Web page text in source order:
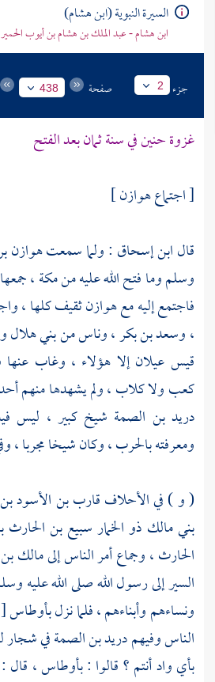
السيرة النبوية (ابن هشام)
ابن هشام - عبد الملك بن هشام بن أيوب
جزء 2 صفحة 438
غزوةحنينفي سنة ثمان بعد الفتح
[ اجتماعهوازن]
قالابن إسحاق : ولما سمعتهوازن
وسلم وما فتح الله عليه منمكة،
فاجتمع إليه معهوازنثقيفكلها ،
،وسعد بن بكر، وناس منبني هلال
قيس عيلانإلا هؤلاء ، وغاب
كعبولاكلاب، ولم يشهدها منهم
دريد بن الصمة شيخ كبير ، ليس
ومعرفته بالحرب ، وكان شيخا مجربا ،
( و ) في الأحلافقارب بن الأسود
بني مالك ذو الخمار سبيع بن
الحارث، وجماع أمر الناس إلىمالك
السير إلى رسول الله صلى الله عليه
ونساءهم وأبناءهم ، فلما نزلبأوطاس[
الناس وفيهمدريد بن الصمةفي شجار
بأي واد أنتم ؟ قالوا :بأوطاس، قال